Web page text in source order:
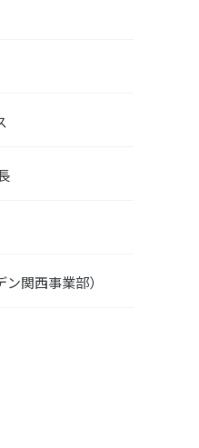
関西事業部）